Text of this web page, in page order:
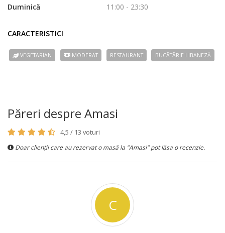
Duminică
11:00 - 23:30
CARACTERISTICI
VEGETARIAN MODERAT RESTAURANT BUCÃTÃRIE LIBANEZĂ
Păreri despre Amasi
4,5 / 13 voturi
Doar clienții care au rezervat o masă la "Amasi" pot lăsa o recenzie.
C